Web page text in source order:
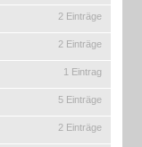
2 Einträge
2 Einträge
1 Eintrag
5 Einträge
2 Einträge